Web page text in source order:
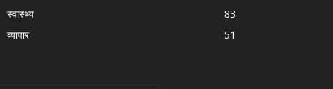
स्वास्थ्य
83
व्यापार
51